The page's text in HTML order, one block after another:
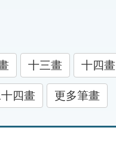
十三畫 十四畫
四畫 更多筆畫